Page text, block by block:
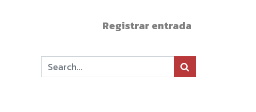
Registrar entrada